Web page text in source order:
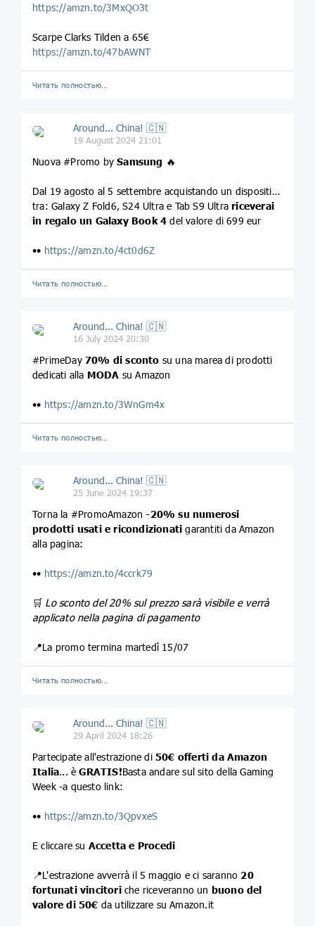
https://amzn.to/3MxQO3t
Scarpe Clarks Tilden a 65€
https://amzn.to/47bAWNT
Читать полностью…
Around... China! 🇨🇳
19 August 2024 21:01
Nuova #Promo bySamsung 🔥
Dal 19 agosto al 5 settembre acquistando un dispositivo
tra: Galaxy Z Fold6, S24 Ultra e Tab S9 Ultra riceverai
in regalo un Galaxy Book 4 del valore di 699 eur
•• https://amzn.to/4ct0d6Z
Читать полностью…
Around... China! 🇨🇳
16 July 2024 20:30
#PrimeDay 70% di sconto su una marea di prodotti
dedicati alla MODA su Amazon
•• https://amzn.to/3WnGm4x
Читать полностью…
Around... China! 🇨🇳
25 June 2024 19:37
Torna la #PromoAmazon-20% su numerosi
prodotti usati e ricondizionati garantiti da Amazon
alla pagina:
•• https://amzn.to/4ccrk79
🛒 Lo sconto del 20% sul prezzo sarà visibile e verrà
applicato nella pagina di pagamento
📍La promo termina martedì 15/07
Читать полностью…
Around... China! 🇨🇳
29 April 2024 18:26
Partecipate all'estrazione di 50€ offerti da Amazon
Italia... èGRATIS❗️Basta andare sul sito della Gaming
Week -a questo link:
•• https://amzn.to/3QpvxeS
E cliccare su Accetta e Procedi
📍L'estrazione avverrà il 5 maggio e ci saranno 20
fortunati vincitoriche riceveranno un buono del
valore di 50€ da utilizzare su Amazon.it